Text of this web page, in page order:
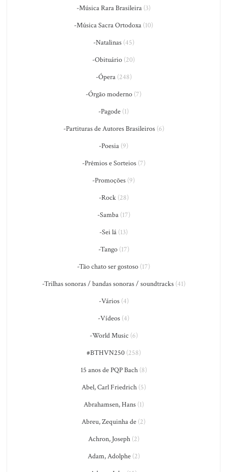
-Música Rara Brasileira (3)
-Música Sacra Ortodoxa (10)
-Natalinas(45)
-Obituário (20)
-Ópera(248)
-Órgão moderno (7)
-Pagode (1)
-Partituras de Autores Brasileiros(6)
-Poesia (9)
-Prêmios e Sorteios(7)
-Promoções (9)
-Rock(28)
-Samba(17)
-Sei lá (13)
-Tango(17)
-Tão chato ser gostoso (17)
-Trilhas sonoras / bandas sonoras / soundtracks(41)
-Vários(4)
-Vídeos (4)
-World Music (6)
#BTHVN250(258)
15 anos de PQP Bach(8)
Abel, Carl Friedrich(5)
Abrahamsen, Hans(1)
Abreu, Zequinha de (2)
Achron, Joseph(2)
Adam, Adolphe(2)